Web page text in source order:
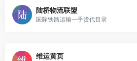
陆桥物流联盟
国际铁路运输一手货代目录
维运黄页